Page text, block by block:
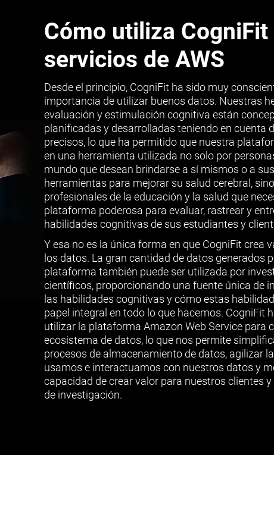
Cómo utiliza CogniFit
servicios de AWS
Desde el principio, CogniFit ha sido muy
importancia de utilizar buenos datos. Nuestras
evaluación y estimulación cognitiva están
planificadas y desarrolladas teniendo en cuenta
precisos, lo que ha permitido que nuestra
en una herramienta utilizada no solo por
mundo que desean brindarse a sí mismos o a
herramientas para mejorar su salud cerebral,
profesionales de la educación y la salud que
plataforma poderosa para evaluar, rastrear y
habilidades cognitivas de sus estudiantes y
Y esa no es la única forma en que CogniFit crea
los datos. La gran cantidad de datos generados
plataforma también puede ser utilizada por
científicos, proporcionando una fuente única de
las habilidades cognitivas y cómo estas
papel integral en todo lo que hacemos. CogniFit
utilizar la plataforma Amazon Web Service para
ecosistema de datos, lo que nos permite
procesos de almacenamiento de datos, agilizar
usamos e interactuamos con nuestros datos y
capacidad de crear valor para nuestros clientes
de investigación.